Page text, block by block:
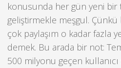
konusunda her gün yeni bir
geliştirmekle meşgul.
çok paylaşım o kadar fazla
demek. Bu arada bir not:
500 milyonu geçen kullanıcı